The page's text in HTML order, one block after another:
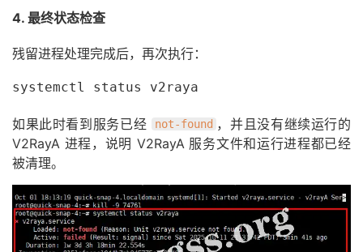
4. 最终状态检查
残留进程处理完成后，再次执行：
systemctl status v2raya
如果此时看到服务已经 not-found ，并且没有继续运行的
V2RayA 进程，说明 V2RayA 服务文件和运行进程都已经
被清理。